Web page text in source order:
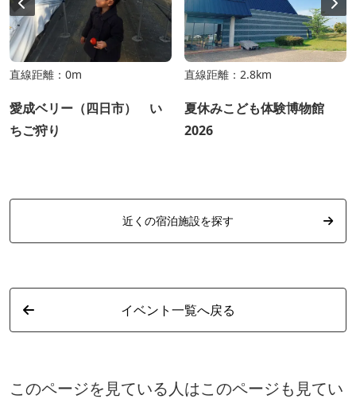
直線距離：0m
愛成ベリー（四日市） い
ちご狩り
直線距離：2.8km
夏休みこども体験博物館
2026
近くの宿泊施設を探す
イベント一覧へ戻る
このページを見ている人はこのページも見てい